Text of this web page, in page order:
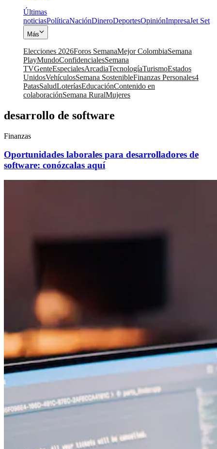
Últimas
noticiasPolíticaNaciónDineroDeportesOpiniónImpresaJet Set
Más
Elecciones 2026Foros SemanaMejor ColombiaSemana
PlayMundoConfidencialesSemana
TVGenteEspecialesArcadiaTecnologíaTurismoEstados
UnidosVehículosSemana SostenibleFinanzas Personales4
PatasSaludLoteríasEducaciónContenido en
colaboraciónSemana RuralMujeres
desarrollo de software
Finanzas
Oportunidades laborales para desarrolladores de
software: conózcalas aquí